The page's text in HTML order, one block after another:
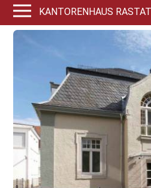
KANTORENHAUS